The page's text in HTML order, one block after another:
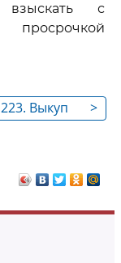
взыскать с
просрочкой
>
Выкуп